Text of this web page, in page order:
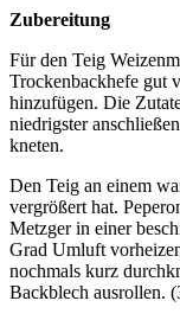
Zubereitung
Für den Teig
Trockenbackhefe gut
hinzufügen. Die
niedrigster
kneten.
Den Teig an einem
vergrößert hat.
Metzger in einer
Grad Umluft
nochmals kurz
Backblech ausrollen.